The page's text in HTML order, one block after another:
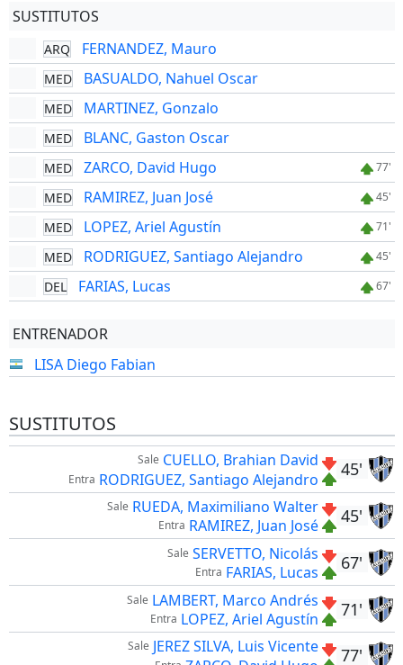
SUSTITUTOS
ARQ FERNANDEZ, Mauro
MED BASUALDO, Nahuel Oscar
MED MARTINEZ, Gonzalo
MED BLANC, Gaston Oscar
MED ZARCO, David Hugo 77'
MED RAMIREZ, Juan José 45'
MED LOPEZ, Ariel Agustín 71'
MED RODRIGUEZ, Santiago Alejandro 45'
DEL FARIAS, Lucas 67'
ENTRENADOR
LISA Diego Fabian
SUSTITUTOS
45'
Sale CUELLO, Brahian David
Entra RODRIGUEZ, Santiago Alejandro
45'
Sale RUEDA, Maximiliano Walter
Entra RAMIREZ, Juan José
67'
Sale SERVETTO, Nicolás
Entra FARIAS, Lucas
71'
Sale LAMBERT, Marco Andrés
Entra LOPEZ, Ariel Agustín
77'
Sale JEREZ SILVA, Luis Vicente